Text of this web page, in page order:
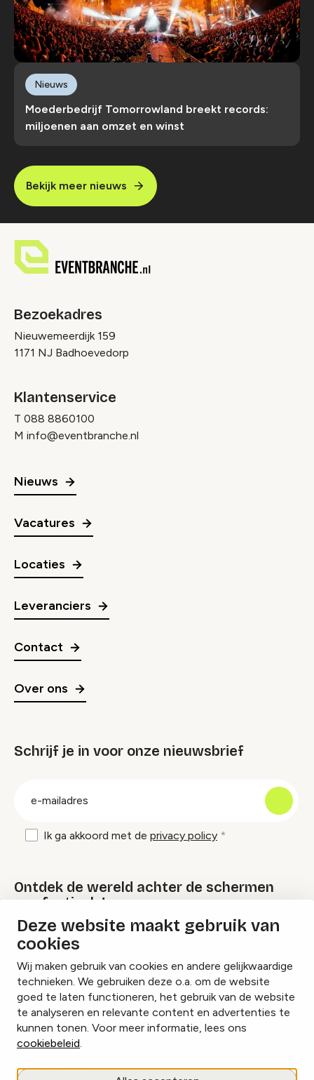
Deze website maakt gebruik van
cookies
Wij maken gebruik van cookies en andere gelijkwaardige
technieken. We gebruiken deze o.a. om de website
goed te laten functioneren, het gebruik van de website
te analyseren en relevante content en advertenties te
kunnen tonen. Voor meer informatie, lees ons
cookiebeleid.
Moederbedrijf Tomorrowland breekt records:
miljoenen aan omzet en winst
Nieuws
Bekijk meer nieuws
Bezoekadres
Nieuwemeerdijk 159
1171 NJ Badhoevedorp
Klantenservice
T 088 8860100
M info@eventbranche.nl
Nieuws
Vacatures
Locaties
Leveranciers
Contact
Over ons
Schrijf je in voor onze nieuwsbrief
Ik ga akkoord met de privacy policy
Ontdek de wereld achter de schermen
van festivals!
Lees onze Festival Specials
InstagramFacebookLinkedIn
Cookies beheren